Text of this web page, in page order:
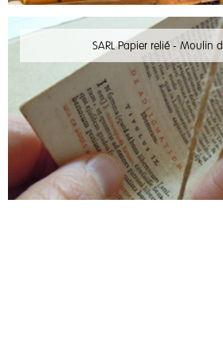
SARL Papier relié - Moulin